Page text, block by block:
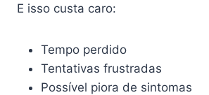
E isso custa caro:
Tempo perdido
Tentativas frustradas
Possível piora de sintomas